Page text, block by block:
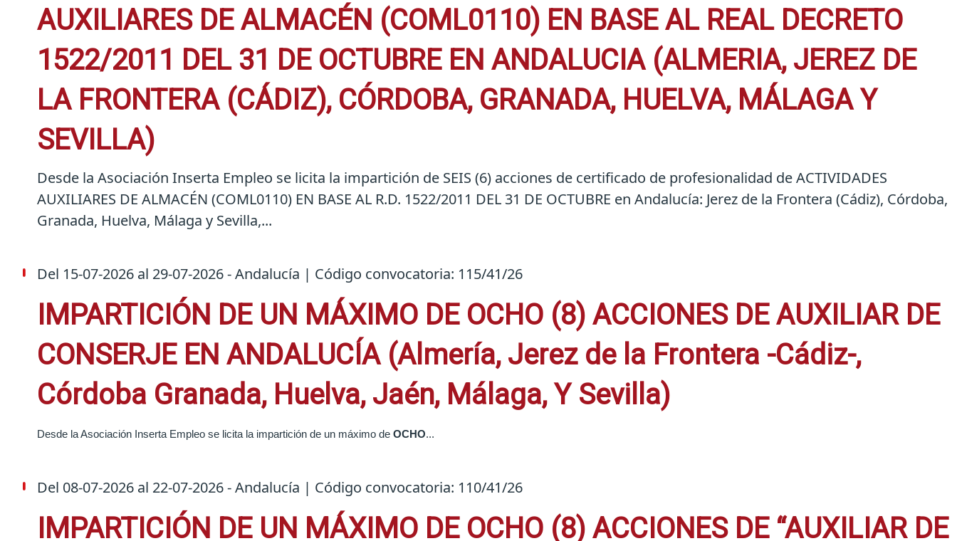
AUXILIARES DE ALMACÉN (COML0110) EN BASE AL REAL DECRETO
1522/2011 DEL 31 DE OCTUBRE EN ANDALUCIA (ALMERIA, JEREZ DE
LA FRONTERA (CÁDIZ), CÓRDOBA, GRANADA, HUELVA, MÁLAGA Y
SEVILLA)
Desde la Asociación Inserta Empleo se licita la impartición de SEIS (6) acciones de certificado de profesionalidad de ACTIVIDADES
AUXILIARES DE ALMACÉN (COML0110) EN BASE AL R.D. 1522/2011 DEL 31 DE OCTUBRE en Andalucía: Jerez de la Frontera (Cádiz), Córdoba,
Granada, Huelva, Málaga y Sevilla,...
Del 15-07-2026 al 29-07-2026- Andalucía | Código convocatoria: 115/41/26
IMPARTICIÓN DE UN MÁXIMO DE OCHO (8) ACCIONES DE AUXILIAR DE
CONSERJE EN ANDALUCÍA (Almería, Jerez de la Frontera -Cádiz-,
Córdoba Granada, Huelva, Jaén, Málaga, Y Sevilla)
Desde la Asociación Inserta Empleo se licita la impartición de un máximo de OCHO...
Del 08-07-2026 al 22-07-2026- Andalucía | Código convocatoria: 110/41/26
IMPARTICIÓN DE UN MÁXIMO DE OCHO (8) ACCIONES DE “AUXILIAR DE